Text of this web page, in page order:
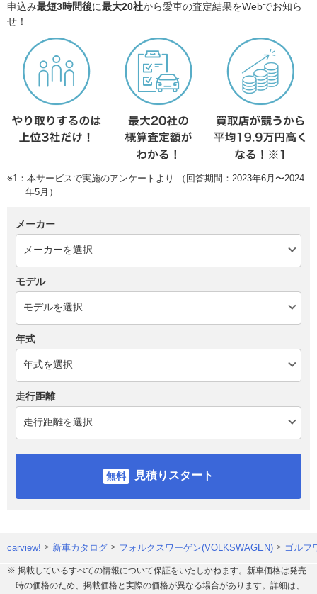
申込み最短3時間後に最大20社から愛車の査定結果をWebでお知ら
せ！
※1：本サービスで実施のアンケートより （回答期間：2023年6月〜2024
年5月）
メーカー
モデル
年式
走行距離
見積りスタート
carview! 新車カタログ フォルクスワーゲン(VOLKSWAGEN) ゴルフ
※ 掲載しているすべての情報について保証をいたしかねます。新車価格は発売
時の価格のため、掲載価格と実際の価格が異なる場合があります。詳細は、